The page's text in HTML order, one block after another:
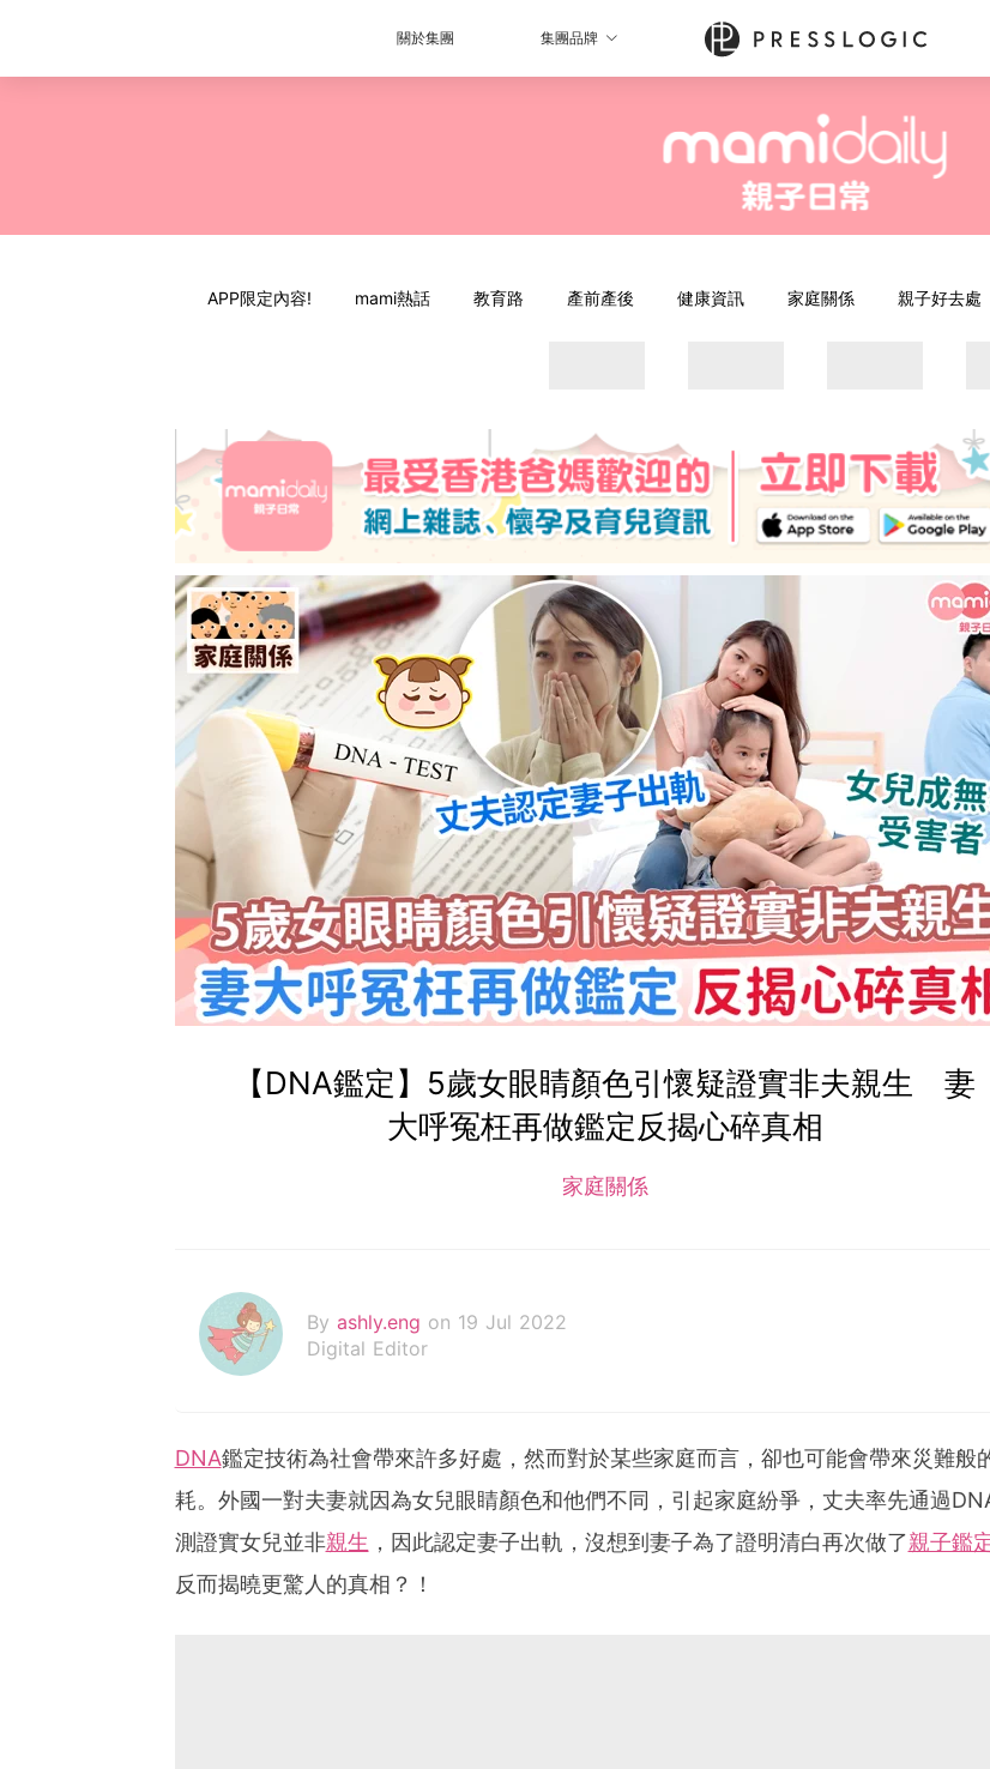
關於集團 集團品牌
APP限定內容! mami熱話 教育路 產前產後 健康資訊 家庭關係 親子好去處
【DNA鑑定】5歲女眼睛顏色引懷疑證實非夫親生 妻
大呼冤枉再做鑑定反揭心碎真相
家庭關係
By ashly.eng on 19 Jul 2022
Digital Editor
DNA鑑定技術為社會帶來許多好處，然而對於某些家庭而言，卻也可能會帶來災難般
耗。外國一對夫妻就因為女兒眼睛顏色和他們不同，引起家庭紛爭，丈夫率先通過
測證實女兒並非親生 ，因此認定妻子出軌，沒想到妻子為了證明清白再次做了親子鑑
反而揭曉更驚人的真相？！